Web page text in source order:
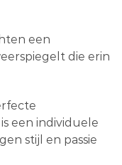
een
die erin
een individuele
stijl en passie